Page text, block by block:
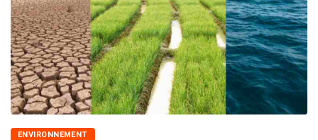
ENVIRONNEMENT